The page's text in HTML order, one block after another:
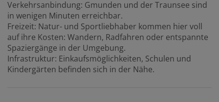
Verkehrsanbindung: Gmunden und der Traunsee sind
in wenigen Minuten erreichbar.
Freizeit: Natur- und Sportliebhaber kommen hier voll
auf ihre Kosten: Wandern, Radfahren oder entspannte
Spaziergänge in der Umgebung.
Infrastruktur: Einkaufsmöglichkeiten, Schulen und
Kindergärten befinden sich in der Nähe.